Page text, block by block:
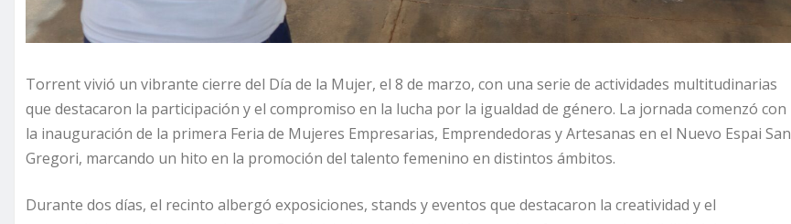
Torrent vivió un vibrante cierre del Día de la Mujer, el 8 de marzo, con una serie de actividades multitudinarias
que destacaron la participación y el compromiso en la lucha por la igualdad de género. La jornada comenzó con
la inauguración de la primera Feria de Mujeres Empresarias, Emprendedoras y Artesanas en el Nuevo Espai San
Gregori, marcando un hito en la promoción del talento femenino en distintos ámbitos.
Durante dos días, el recinto albergó exposiciones, stands y eventos que destacaron la creatividad y el